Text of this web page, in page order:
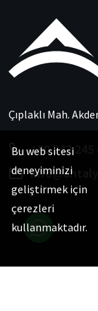
Bu web sitesi
deneyiminizi
geliştirmek için
çerezleri
kullanmaktadır.
Çıplaklı Mah.
+90 242 245